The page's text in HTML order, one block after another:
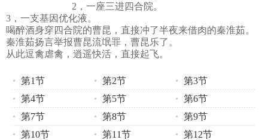
2，一座三进四合院。
3，一支基因优化液。
喝醉酒身穿四合院的曹昆，直接冲了半夜来借肉的秦淮茹。
秦淮茹扬言举报曹昆流氓罪，曹昆乐了。
从此逗禽虐禽，逍遥快活，直接起飞。
第1节 第2节
第3节
第4节
第5节
第6节
第7节
第8节
第9节
第10节
第11节
第12节